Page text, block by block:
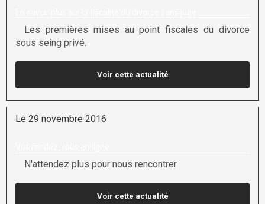
Les premières mises au point fiscales du divorce
sous seing privé.
Voir cette actualité
Le 29 novembre 2016
N'attendez plus pour nous rencontrer
Voir cette actualité